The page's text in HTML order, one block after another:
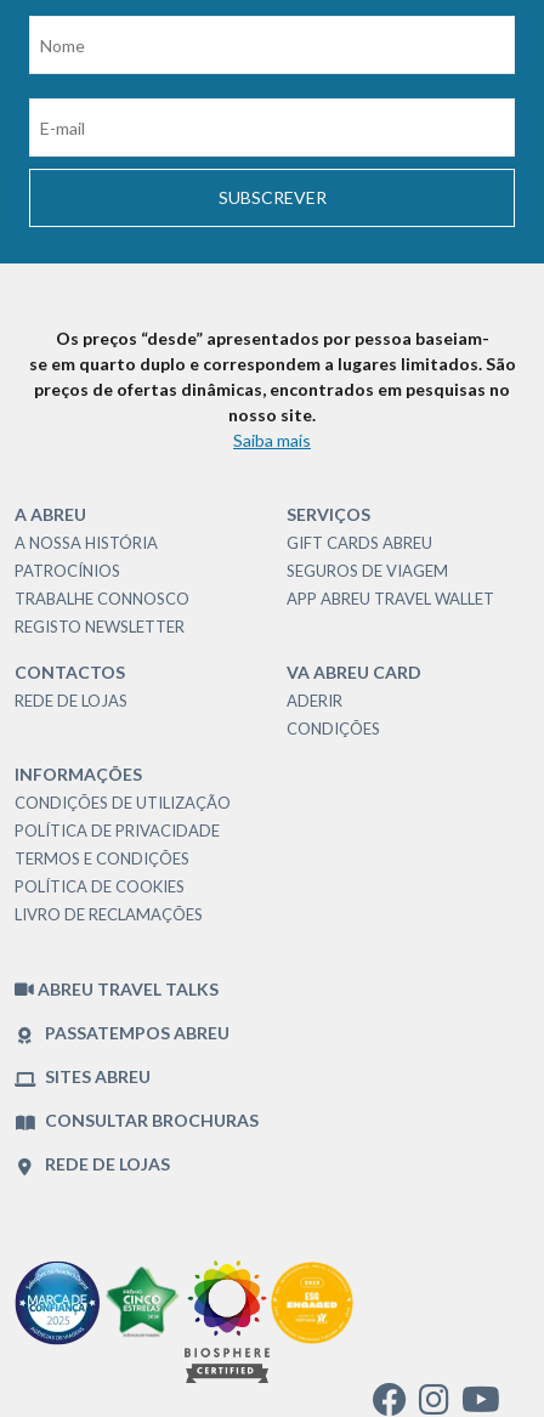
SUBSCREVER
Os preços “desde” apresentados por pessoa baseiam-
se em quarto duplo e correspondem a lugares limitados. São
preços de ofertas dinâmicas, encontrados em pesquisas no
nosso site.
Saiba mais
A ABREU
A NOSSA HISTÓRIA
PATROCÍNIOS
TRABALHE CONNOSCO
REGISTO NEWSLETTER
SERVIÇOS
GIFT CARDS ABREU
SEGUROS DE VIAGEM
APP ABREU TRAVEL WALLET
CONTACTOS
REDE DE LOJAS
VA ABREU CARD
ADERIR
CONDIÇÕES
INFORMAÇÕES
CONDIÇÕES DE UTILIZAÇÃO
POLÍTICA DE PRIVACIDADE
TERMOS E CONDIÇÕES
POLÍTICA DE COOKIES
LIVRO DE RECLAMAÇÕES
ABREU TRAVEL TALKS
PASSATEMPOS ABREU
SITES ABREU
CONSULTAR BROCHURAS
REDE DE LOJAS